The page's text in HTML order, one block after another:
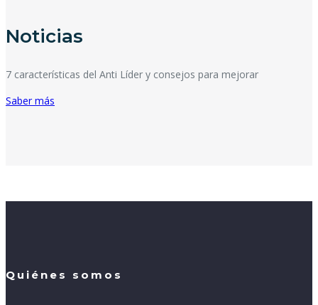
Noticias
7 características del Anti Líder y consejos para mejorar
Saber más
Quiénes somos